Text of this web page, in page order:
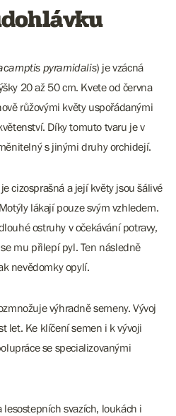
pyramidalis) je vzácná
20 až 50 cm. Kvete od června
růžovými květy uspořádanými
Díky tomuto tvaru je v
s jinými druhy orchidejí.
cizosprašná a její květy jsou šálivé
lákají pouze svým vzhledem.
ostruhy v očekávání potravy,
mu přilepí pyl. Ten následně
nevědomky opylí.
výhradně semeny. Vývoj
let. Ke klíčení semen i k vývoji
se specializovanými
svazích, loukách i